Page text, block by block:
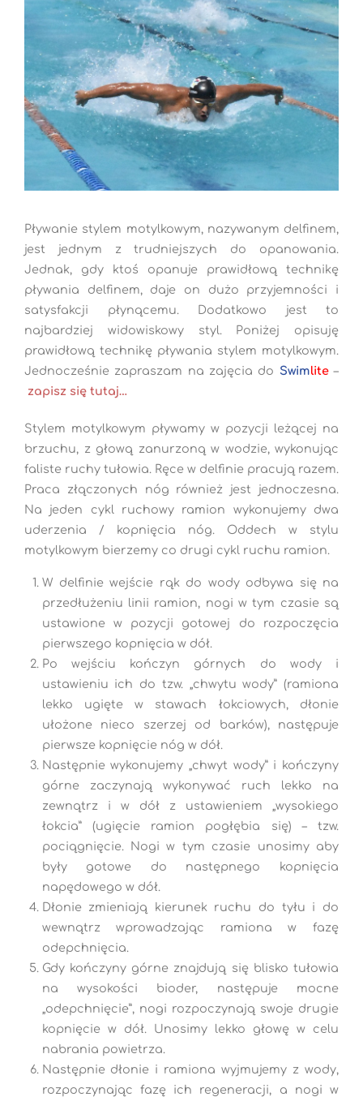
Pływanie stylem motylkowym, nazywanym delfinem,
jest jednym z trudniejszych do opanowania.
Jednak, gdy ktoś opanuje prawidłową technikę
pływania delfinem, daje on dużo przyjemności i
satysfakcji płynącemu. Dodatkowo jest to
najbardziej widowiskowy styl. Poniżej opisuję
prawidłową technikę pływania stylem motylkowym.
Jednocześnie zapraszam na zajęcia do Swimlite–
zapisz się tutaj…
Stylem motylkowym pływamy w pozycji leżącej na
brzuchu, z głową zanurzoną w wodzie, wykonując
faliste ruchy tułowia. Ręce w delfinie pracują razem.
Praca złączonych nóg również jest jednoczesna.
Na jeden cykl ruchowy ramion wykonujemy dwa
uderzenia / kopnięcia nóg. Oddech w stylu
motylkowym bierzemy co drugi cykl ruchu ramion.
W delfinie wejście rąk do wody odbywa się na
przedłużeniu linii ramion, nogi w tym czasie są
ustawione w pozycji gotowej do rozpoczęcia
pierwszego kopnięcia w dół.
Po wejściu kończyn górnych do wody i
ustawieniu ich do tzw. „chwytu wody” (ramiona
lekko ugięte w stawach łokciowych, dłonie
ułożone nieco szerzej od barków), następuje
pierwsze kopnięcie nóg w dół.
Następnie wykonujemy „chwyt wody” i kończyny
górne zaczynają wykonywać ruch lekko na
zewnątrz i w dół z ustawieniem „wysokiego
łokcia” (ugięcie ramion pogłębia się) – tzw.
pociągnięcie. Nogi w tym czasie unosimy aby
były gotowe do następnego kopnięcia
napędowego w dół.
Dłonie zmieniają kierunek ruchu do tyłu i do
wewnątrz wprowadzając ramiona w fazę
odepchnięcia.
Gdy kończyny górne znajdują się blisko tułowia
na wysokości bioder, następuje mocne
„odepchnięcie”, nogi rozpoczynają swoje drugie
kopnięcie w dół. Unosimy lekko głowę w celu
nabrania powietrza.
Następnie dłonie i ramiona wyjmujemy z wody,
rozpoczynając fazę ich regeneracji, a nogi w